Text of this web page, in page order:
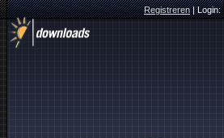
Registreren|Login: